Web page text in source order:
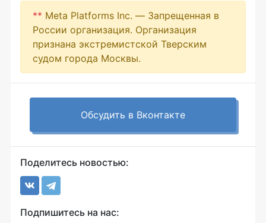
** Meta Platforms Inc. — Запрещенная в
России организация. Организация
признана экстремистской Тверским
судом города Москвы.
Обсудить в Вконтакте
Поделитесь новостью:
Подпишитесь на нас: